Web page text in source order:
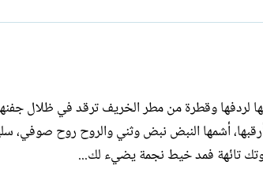
لردفها وقطرة من مطر الخريف ترقد في ظلال
أشمها النبض نبض وثني والروح روح صوفي،
تائهة فمد خيط نجمة يضيء لك...